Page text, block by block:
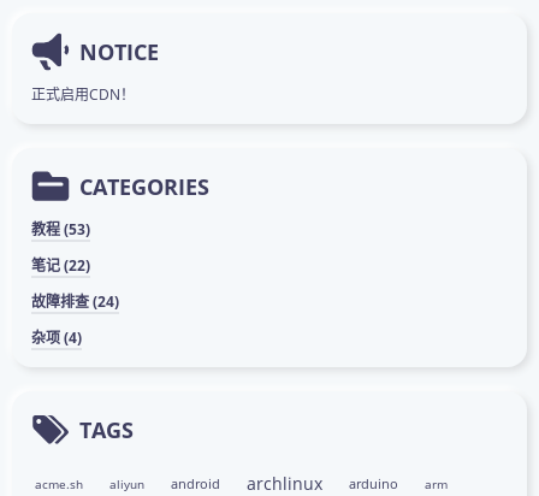
NOTICE
正式启用CDN！
CATEGORIES
教程 (53)
笔记 (22)
故障排查 (24)
杂项 (4)
TAGS
acme.sh aliyun android archlinux arduino arm